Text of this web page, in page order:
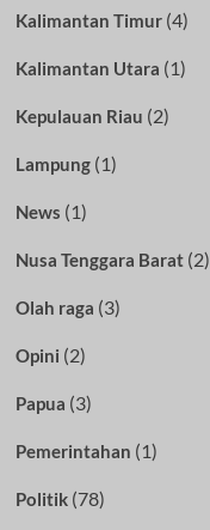
Kalimantan Timur(4)
Kalimantan Utara (1)
Kepulauan Riau (2)
Lampung(1)
News (1)
Nusa Tenggara Barat(2)
Olah raga (3)
Opini (2)
Papua (3)
Pemerintahan (1)
Politik(78)